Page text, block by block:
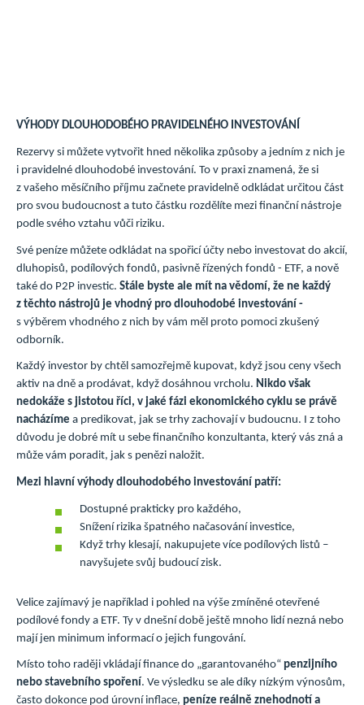
VÝHODY DLOUHODOBÉHO PRAVIDELNÉHO INVESTOVÁNÍ
Rezervy si můžete vytvořit hned několika způsoby a jedním z nich je
i pravidelné dlouhodobé investování. To v praxi znamená, že si
z vašeho měsíčního příjmu začnete pravidelně odkládat určitou část
pro svou budoucnost a tuto částku rozdělíte mezi finanční nástroje
podle svého vztahu vůči riziku.
Své peníze můžete odkládat na spořicí účty nebo investovat do akcií,
dluhopisů, podílových fondů, pasivně řízených fondů - ETF, a nově
také do P2P investic. Stále byste ale mít na vědomí, že ne každý
z těchto nástrojů je vhodný pro dlouhodobé investování -
s výběrem vhodného z nich by vám měl proto pomoci zkušený
odborník.
Každý investor by chtěl samozřejmě kupovat, když jsou ceny všech
aktiv na dně a prodávat, když dosáhnou vrcholu. Nikdo však
nedokáže s jistotou říci, v jaké fázi ekonomického cyklu se právě
nacházíme a predikovat, jak se trhy zachovají v budoucnu. I z toho
důvodu je dobré mít u sebe finančního konzultanta, který vás zná a
může vám poradit, jak s penězi naložit.
Mezi hlavní výhody dlouhodobého investování patří:
Dostupné prakticky pro každého,
Snížení rizika špatného načasování investice,
Když trhy klesají, nakupujete více podílových listů –
navyšujete svůj budoucí zisk.
Velice zajímavý je například i pohled na výše zmíněné otevřené
podílové fondy a ETF. Ty v dnešní době ještě mnoho lidí nezná nebo
mají jen minimum informací o jejich fungování.
Místo toho raději vkládají finance do „garantovaného“ penzijního
nebo stavebního spoření. Ve výsledku se ale díky nízkým výnosům,
často dokonce pod úrovní inflace, peníze reálně znehodnotí a